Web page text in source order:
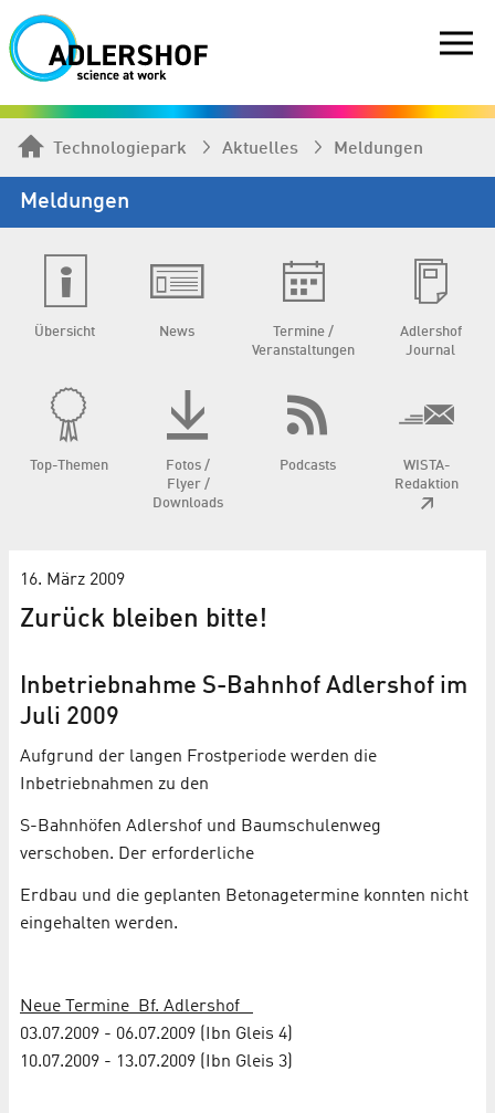
Technologiepark Aktuelles Meldungen
Meldungen
Übersicht News
Termine /
Veranstaltungen
Adlershof
Journal
Top-Themen
Fotos /
Flyer /
Downloads
Podcasts
WISTA-
Redaktion
16. März 2009
Zurück bleiben bitte!
Inbetriebnahme S-Bahnhof Adlershof im
Juli 2009
Aufgrund der langen Frostperiode werden die
Inbetriebnahmen zu den
S-Bahnhöfen Adlershof und Baumschulenweg
verschoben. Der erforderliche
Erdbau und die geplanten Betonagetermine konnten nicht
eingehalten werden.
Neue Termine Bf. Adlershof
03.07.2009 - 06.07.2009 (Ibn Gleis 4)
10.07.2009 - 13.07.2009 (Ibn Gleis 3)